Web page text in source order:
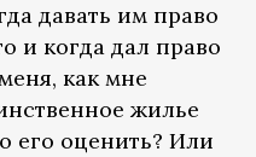
давать им право
и когда дал право
как мне
жилье
его оценить? Или